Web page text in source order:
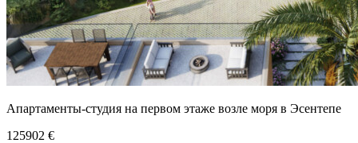
Апартаменты-студия на первом этаже возле моря в Эсентепе
125902 €